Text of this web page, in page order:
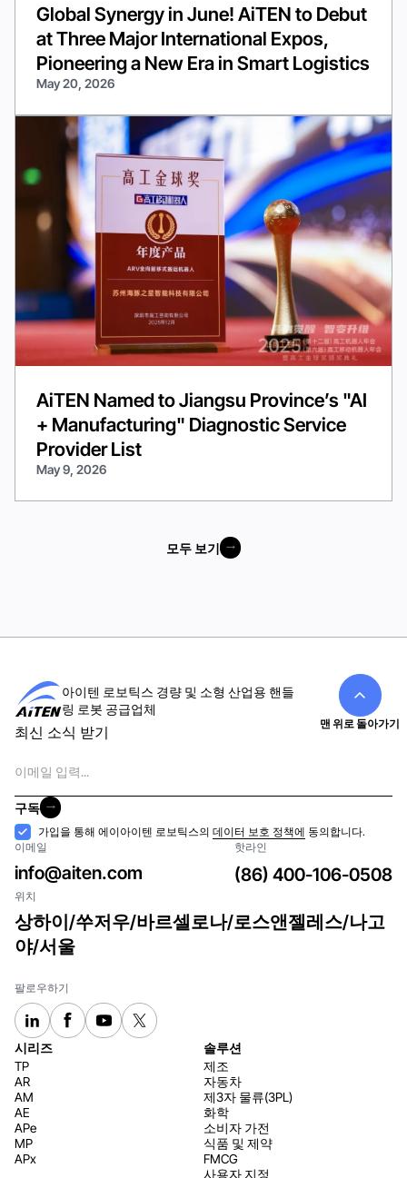
Global Synergy in June! AiTEN to Debut
at Three Major International Expos,
Pioneering a New Era in Smart Logistics
May 20, 2026
AiTEN Named to Jiangsu Province’s "AI
+ Manufacturing" Diagnostic Service
Provider List
May 9, 2026
모두 보기
아이텐 로보틱스 경량 및 소형 산업용 핸들
링 로봇 공급업체
최신 소식 받기
메
일
구독
구독
수
락
가입을 통해 에이아이텐 로보틱스의데이터 보호 정책에 동의합니다.
이메일
info@aiten.com
핫라인
(86) 400-106-0508
위치
상하이/쑤저우/바르셀로나/로스앤젤레스/나고
야/서울
팔로우하기
시리즈
TP
AR
AM
AE
APe
MP
APx
솔루션
제조
자동차
제3자 물류(3PL)
화학
소비자 가전
식품 및 제약
FMCG
사용자 지정
맨 위로 돌아가기